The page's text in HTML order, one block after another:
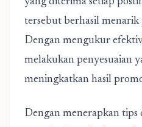
tersebut berhasil menarik
Dengan mengukur
melakukan penyesuaian
meningkatkan hasil
Dengan menerapkan tips